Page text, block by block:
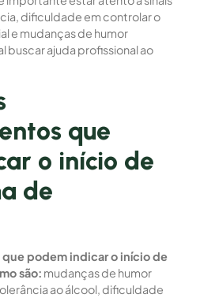
dificuldade em controlar o
e mudanças de humor
buscar ajuda profissional ao
que
o início de
de
podem indicar o início de
são: mudanças de humor
ao álcool, dificuldade